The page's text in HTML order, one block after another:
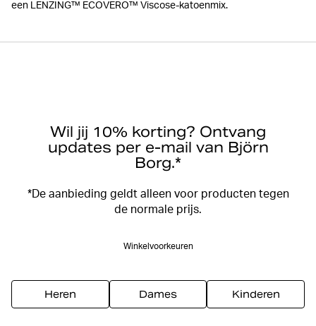
een LENZING™ ECOVERO™ Viscose-katoenmix.
Wil jij 10% korting? Ontvang
updates per e-mail van Björn
Borg.*
*De aanbieding geldt alleen voor producten tegen
de normale prijs.
Winkelvoorkeuren
Heren Dames Kinderen